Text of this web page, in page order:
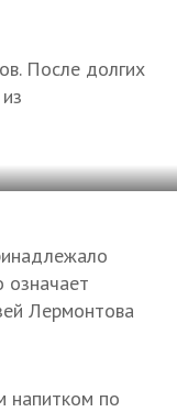
После долгих
означает
Лермонтова
напитком по